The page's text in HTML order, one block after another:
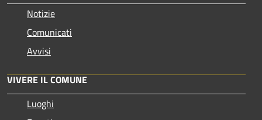
Notizie
Comunicati
Avvisi
VIVERE IL COMUNE
Luoghi